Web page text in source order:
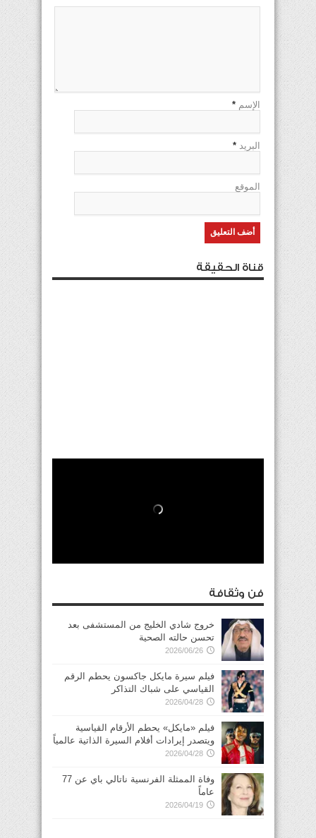
الإسم *
البريد *
الموقع
قناة الحقيقة
فن وثقافة
خروج شادي الخليج من المستشفى بعد
تحسن حالته الصحية
2026/06/26
فيلم سيرة مايكل جاكسون يحطم الرقم
القياسي على شباك التذاكر
2026/04/28
فيلم «مايكل» يحطم الأرقام القياسية
ويتصدر إيرادات أفلام السيرة الذاتية عالمياً
2026/04/28
وفاة الممثلة الفرنسية ناتالي باي عن 77
عاماً
2026/04/19